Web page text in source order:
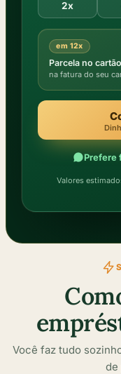
2x
em 12x
Parcela no cartão
na fatura do seu
Prefere
Valores
Você faz tudo
de